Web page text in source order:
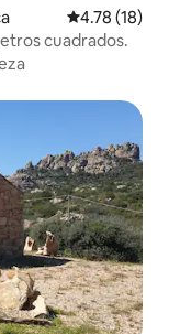
Calificación
4.78 (18)
cuadrados.